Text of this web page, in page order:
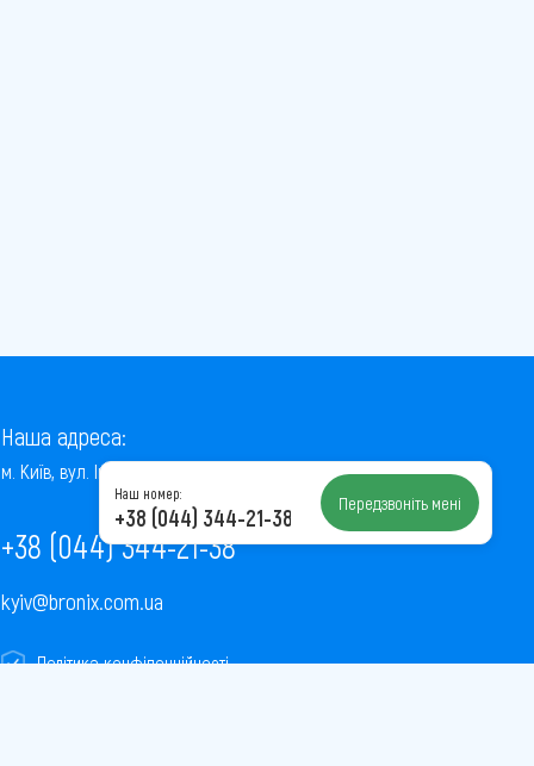
Наша адреса:
м. Київ, вул. Інститутська, 22/7, оф. 41
+38 (044) 344-21-38
kyiv@bronix.com.ua
Політика конфіденційності
Наш номер:
+38 (044) 344-21-38 Передзвоніть мені